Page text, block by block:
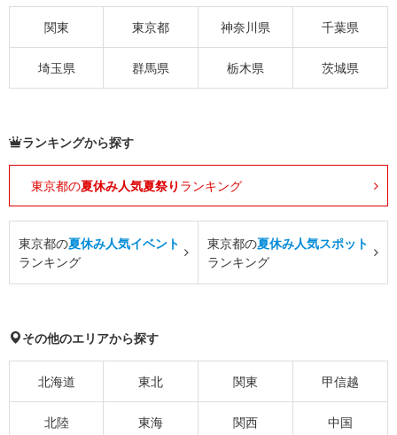
関東 東京都 神奈川県 千葉県
埼玉県 群馬県 栃木県 茨城県
ランキングから探す
東京都の夏休み人気夏祭り ランキング
東京都の夏休み人気イベント
ランキング
東京都の夏休み人気スポット
ランキング
その他のエリアから探す
北海道 東北 関東 甲信越
北陸 東海 関西 中国